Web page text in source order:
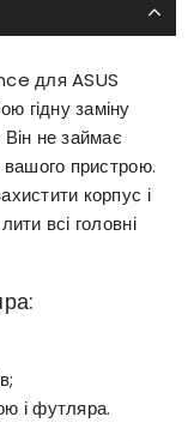
для ASUS
гідну заміну
не займає
вашого пристрою.
корпус і
всі головні
і футляра.